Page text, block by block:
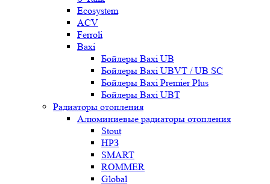
Ecosystem
ACV
Ferroli
Baxi
Бойлеры Baxi UB
Бойлеры Baxi UBVT / UB SC
Бойлеры Baxi Premier Plus
Бойлеры Baxi UBT
Радиаторы отопления
Алюминиевые радиаторы отопления
Stout
НРЗ
SMART
ROMMER
Global